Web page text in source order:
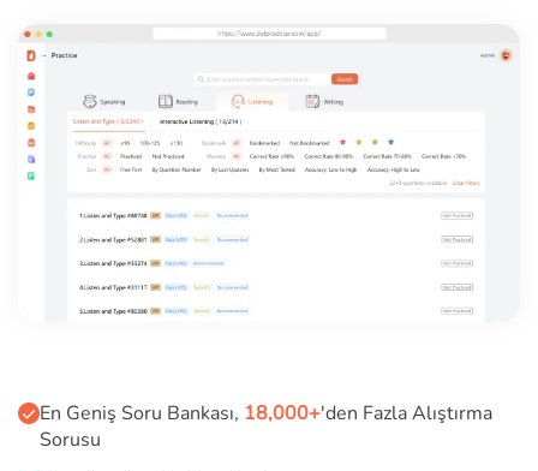
En Geniş Soru Bankası, 18,000+'den Fazla Alıştırma
Sorusu